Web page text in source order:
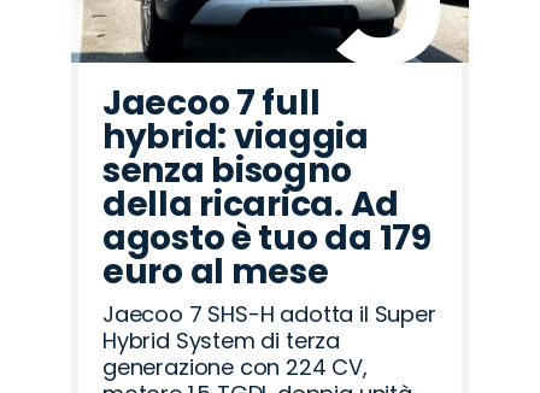
Jaecoo 7 full
hybrid: viaggia
senza bisogno
della ricarica. Ad
agosto è tuo da 179
euro al mese
Jaecoo 7 SHS-H adotta il Super
Hybrid System di terza
generazione con 224 CV,